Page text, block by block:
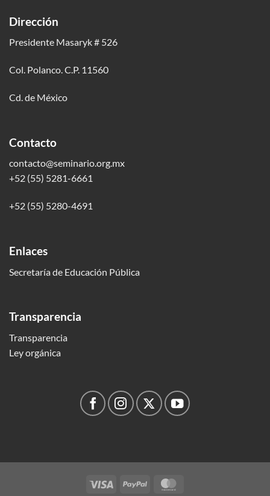
Dirección
Presidente Masaryk # 526
Col. Polanco. C.P. 11560
Cd. de México
Contacto
contacto@seminario.org.mx
+52 (55) 5281-6661
+52 (55) 5280-4691
Enlaces
Secretaría de Educación Pública
Transparencia
Transparencia
Ley orgánica